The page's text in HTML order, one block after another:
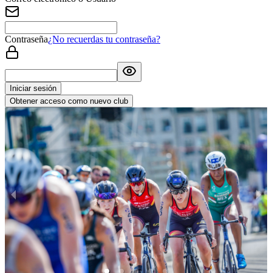
Contraseña¿No recuerdas tu contraseña?
Iniciar sesión
Obtener acceso como nuevo club